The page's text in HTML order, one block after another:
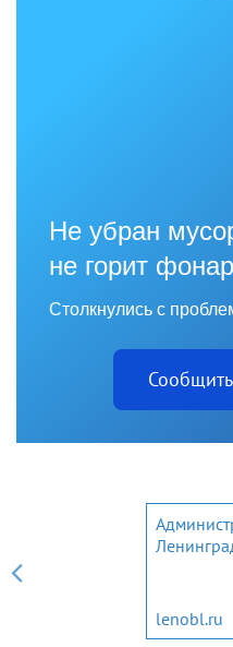
Не убран
не горит
Столкнулись с
lenobl.ru